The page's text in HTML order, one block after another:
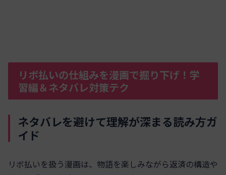
リボ払いの仕組みを漫画で掘り下げ！学
習編＆ネタバレ対策テク
ネタバレを避けて理解が深まる読み方ガ
イド
リボ払いを扱う漫画は、物語を楽しみながら返済の構造や